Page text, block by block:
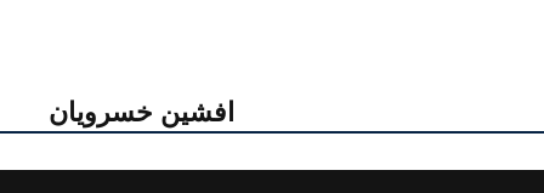
افشین خسرویان